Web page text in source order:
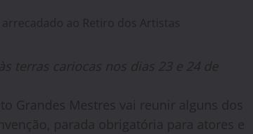
terras cariocas nos dias 23 e 24 de
Grandes Mestres vai reunir alguns dos
parada obrigatória para atores e